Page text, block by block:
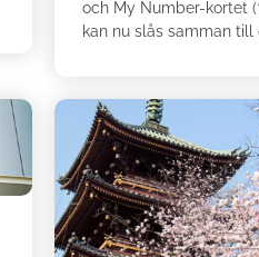
och My Number-kortet (
kan nu slås samman till